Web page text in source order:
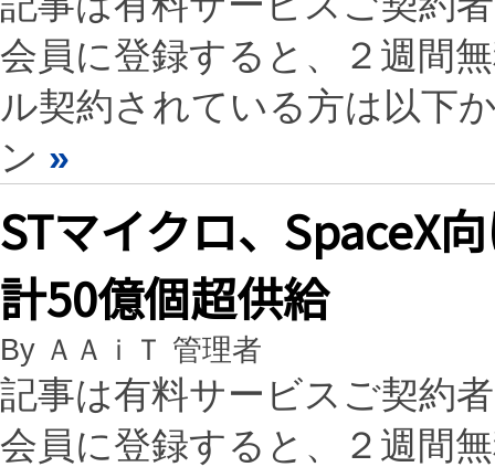
会員に登録すると、２週間
ル契約されている方は以下
ン »
STマイクロ、SpaceX
計50億個超供給
By ＡＡｉＴ 管理者
記事は有料サービスご契約
会員に登録すると、２週間